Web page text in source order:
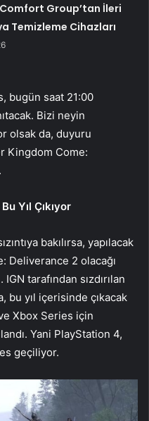
Group’tan İleri
Temizleme Cihazları
bugün saat 21:00
Bizi neyin
olsak da, duyuru
Kingdom Come:
Yıl Çıkıyor
bakılırsa, yapılacak
Deliverance 2 olacağı
tarafından sızdırılan
bu yıl içerisinde çıkacak
Xbox Series için
Yani PlayStation 4,
geçiliyor.